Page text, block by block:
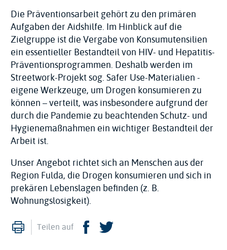
Die Präventionsarbeit gehört zu den primären
Aufgaben der Aidshilfe. Im Hinblick auf die
Zielgruppe ist die Vergabe von Konsumutensilien
ein essentieller Bestandteil von HIV- und Hepatitis-
Präventionsprogrammen. Deshalb werden im
Streetwork-Projekt sog. Safer Use-Materialien -
eigene Werkzeuge, um Drogen konsumieren zu
können – verteilt, was insbesondere aufgrund der
durch die Pandemie zu beachtenden Schutz- und
Hygienemaßnahmen ein wichtiger Bestandteil der
Arbeit ist.
Unser Angebot richtet sich an Menschen aus der
Region Fulda, die Drogen konsumieren und sich in
prekären Lebenslagen befinden (z. B.
Wohnungslosigkeit).
Drucken
Teilen auf Facebook